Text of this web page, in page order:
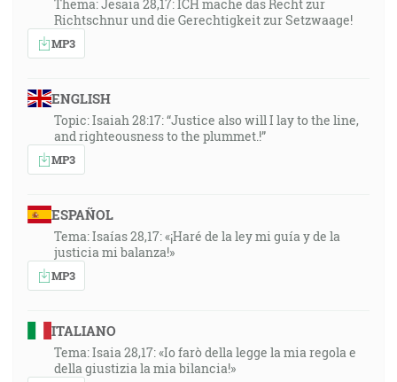
Thema: Jesaia 28,17: ICH mache das Recht zur
Richtschnur und die Gerechtigkeit zur Setzwaage!
MP3
ENGLISH
Topic: Isaiah 28:17: “Justice also will I lay to the line,
and righteousness to the plummet.!”
MP3
ESPAÑOL
Tema: Isaías 28,17: «¡Haré de la ley mi guía y de la
justicia mi balanza!»
MP3
ITALIANO
Tema: Isaia 28,17: «Io farò della legge la mia regola e
della giustizia la mia bilancia!»